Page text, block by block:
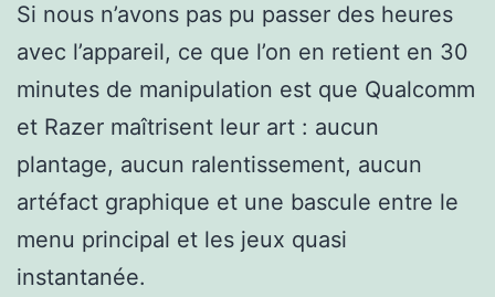
Si nous n’avons pas pu passer des heures
avec l’appareil, ce que l’on en retient en 30
minutes de manipulation est que Qualcomm
et Razer maîtrisent leur art : aucun
plantage, aucun ralentissement, aucun
artéfact graphique et une bascule entre le
menu principal et les jeux quasi
instantanée.